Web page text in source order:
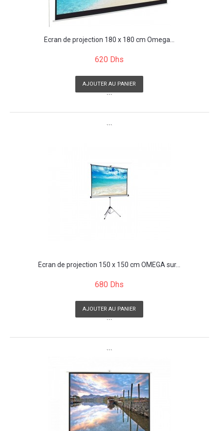
Écran de projection 180 x 180 cm Omega...
620 Dhs
AJOUTER AU PANIER
```
```
Écran de projection 150 x 150 cm OMEGA sur...
680 Dhs
AJOUTER AU PANIER
```
```